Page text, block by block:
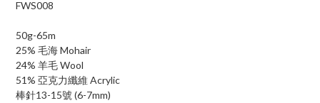
FWS008
50g-65m
25% 毛海 Mohair
24% 羊毛 Wool
51% 亞克力纖維 Acrylic
棒針13-15號 (6-7mm)